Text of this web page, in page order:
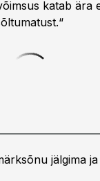
katab ära
jälgima